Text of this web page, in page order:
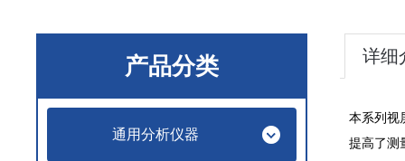
产品分类
通用分析仪器
详细
本系列视
提高了测